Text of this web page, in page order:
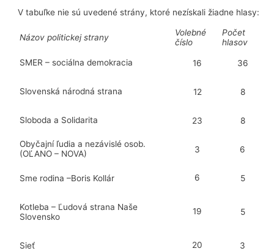
V tabuľke nie sú uvedené strány, ktoré nezískali žiadne hlasy:
Názov politickej strany
Volebné
číslo
Počet
hlasov
SMER – sociálna demokracia 16 36
Slovenská národná strana 12 8
Sloboda a Solidarita 23 8
Obyčajní ľudia a nezávislé osob.
(OĽANO – NOVA)
3 6
Sme rodina –Boris Kollár 6 5
Kotleba – Ľudová strana Naše
Slovensko
19 5
Sieť 20 3